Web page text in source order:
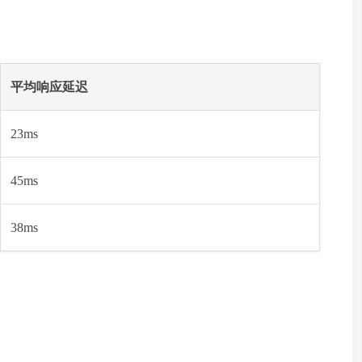
平均响应延迟
23ms
45ms
38ms